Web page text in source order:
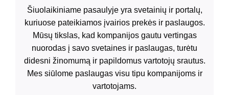
Šiuolaikiniame pasaulyje yra svetainių ir portalų,
kuriuose pateikiamos įvairios prekės ir paslaugos.
Mūsų tikslas, kad kompanijos gautu vertingas
nuorodas į savo svetaines ir paslaugas, turėtu
didesni žinomumą ir papildomus vartotojų srautus.
Mes siūlome paslaugas visu tipu kompanijoms ir
vartotojams.